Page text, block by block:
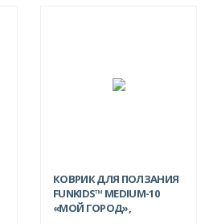
КОВРИК ДЛЯ ПОЛЗАНИЯ
FUNKIDS™ MEDIUM-10
«МОЙ ГОРОД»,